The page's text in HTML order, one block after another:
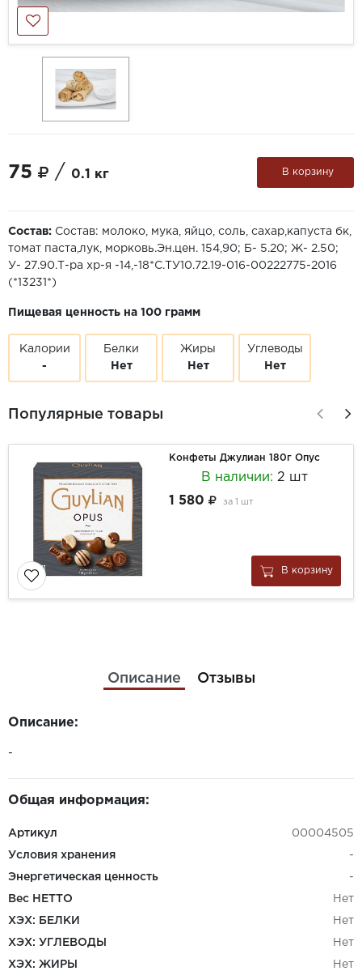
75 / 0.1 кг В корзину
Состав: Состав: молоко, мука, яйцо, соль, сахар,капуста бк,
томат паста,лук, морковь.Эн.цен. 154,90; Б- 5.20; Ж- 2.50;
У- 27.90.Т-ра хр-я -14,-18*С.ТУ10.72.19-016-00222775-2016
(*13231*)
Пищевая ценность на 100 грамм
Калории
-
Белки
Нет
Жиры
Нет
Углеводы
Нет
Популярные товары
Конфеты Джулиан 180г Опус
В наличии:2 шт
1 580
за 1 шт
В корзину
Описание Отзывы
Описание:
-
Общая информация:
Артикул 00004505
Условия хранения -
Энергетическая ценность -
Вес НЕТТО Нет
ХЭХ: БЕЛКИ Нет
ХЭХ: УГЛЕВОДЫ Нет
ХЭХ: ЖИРЫ Нет